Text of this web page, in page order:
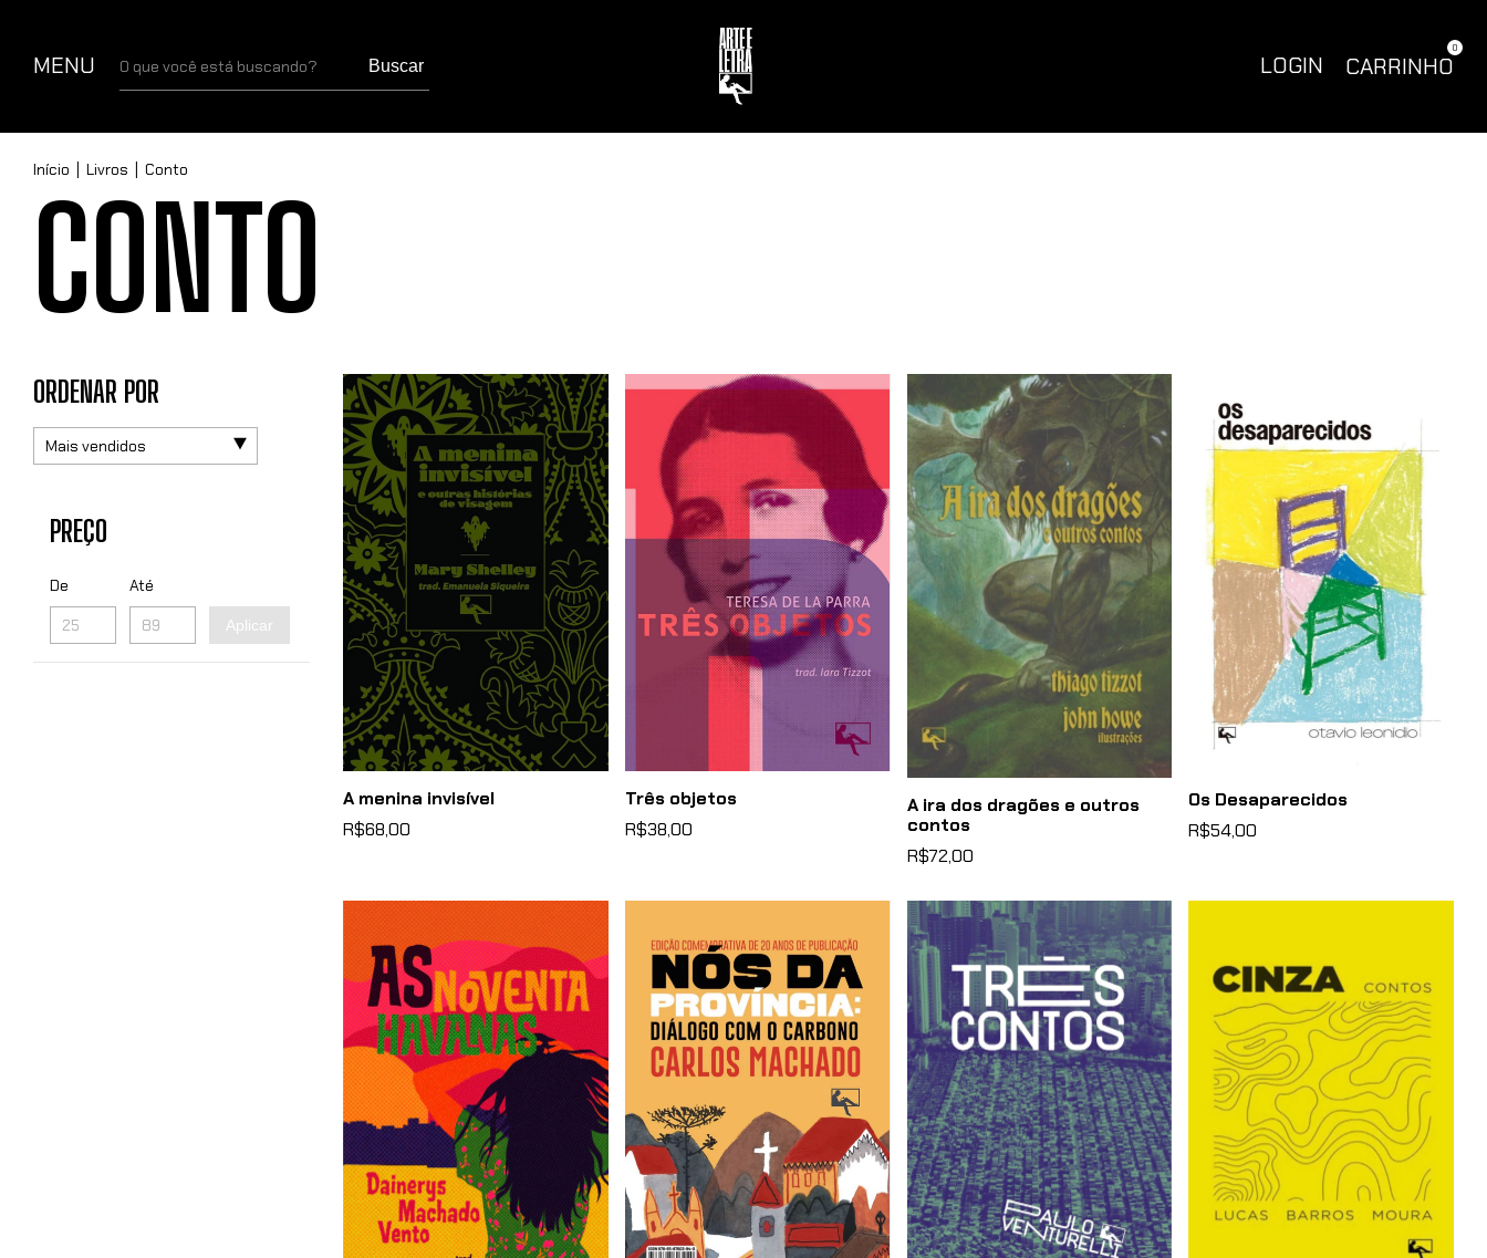
MENU Buscar LOGIN CARRINHO
0
Início Livros Conto
CONTO
ORDENAR POR
PREÇO
De Até
Aplicar
A menina invisível
R$68,00
Três objetos
R$38,00
A ira dos dragões e outros
contos
R$72,00
Os Desaparecidos
R$54,00